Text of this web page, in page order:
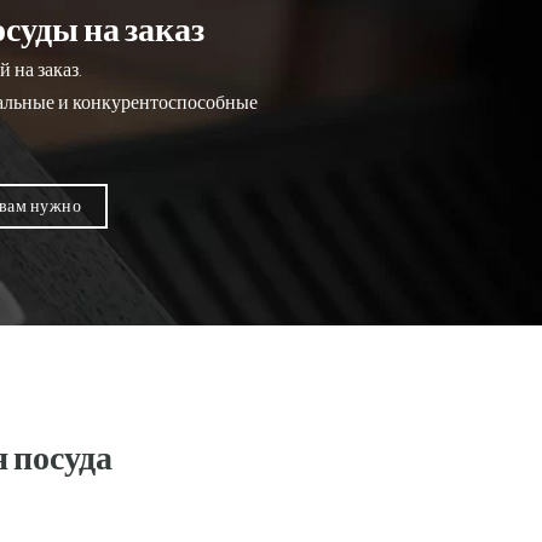
на заказ
заказ.
и конкурентоспособные
нужно